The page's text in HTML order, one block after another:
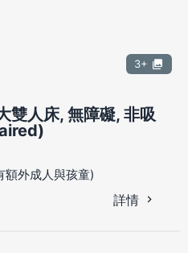
3+
雙人床, 無障礙, 非吸
額外成人與孩童)
詳情